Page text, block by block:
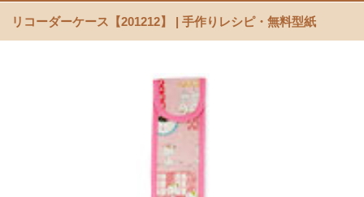
リコーダーケース【201212】 | 手作りレシピ・無料型紙